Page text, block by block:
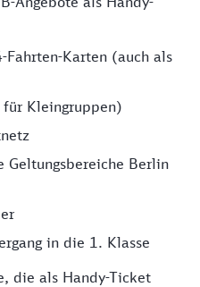
Fahrten-Karten (auch als
für Kleingruppen)
Geltungsbereiche Berlin
in die 1. Klasse
die als Handy-Ticket